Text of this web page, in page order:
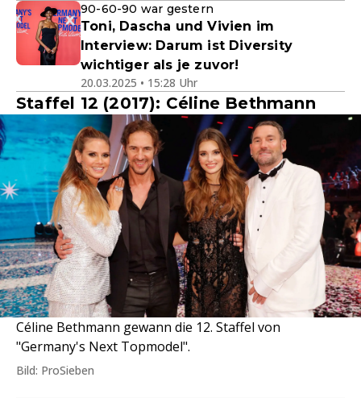
90-60-90 war gestern
Toni, Dascha und Vivien im
Interview: Darum ist Diversity
wichtiger als je zuvor!
20.03.2025 • 15:28 Uhr
Staffel 12 (2017): Céline Bethmann
Céline Bethmann gewann die 12. Staffel von
"Germany's Next Topmodel".
Bild: ProSieben